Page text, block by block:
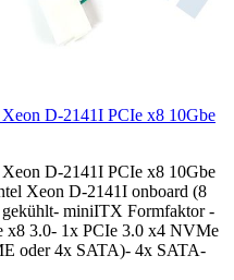
D-2141I PCIe x8 10Gbe
D-2141I PCIe x8 10Gbe
Xeon D-2141I onboard (8
miniITX Formfaktor -
3.0- 1x PCIe 3.0 x4 NVMe
oder 4x SATA)- 4x SATA-